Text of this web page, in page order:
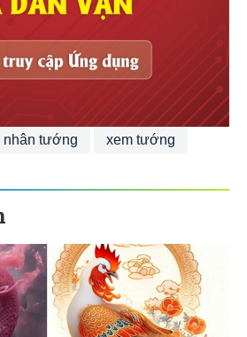
nhân tướng xem tướng